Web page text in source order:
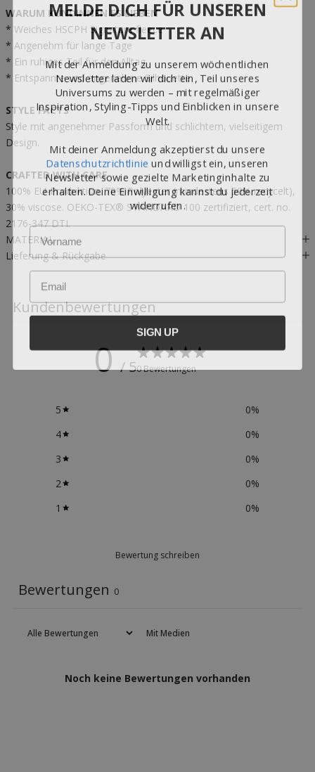
WARUM KUNDINNEN ES LIEBEN
* Weiches HSCPH Signature fleece
* Angenehm für lange Tage
* Ein ruhiges Teil für den Alltag
* Entspannte und angenehme Silhouette
STYLE FACTS
Style mit angenehmer Passform und schlichtem, vielseitigem
Design.
CRAFTED WITH CARE
100% EU-Produktion. 70% Polyester (mindestens 50% recycelt),
30% viscose. OEKO-TEX® STANDARD 100 zertifiziert, cert. no.
2176-347 DTI.
MATERIAL
Lieferung & Rückgabe
Kundenbewertungen
0 / 50 Bewertungen
5 0%
4
0%
3
0%
2
0%
1
0%
Bewertung schreiben
Bewertungen 0
Mit Medien
Noch keine Bewertungen vorhanden
NEWSLETTER AN
Mit der Anmeldung zu unserem wöchentlichen
Newsletter laden wir dich ein, Teil unseres
Universums zu werden – mit regelmäßiger
Inspiration, Styling-Tipps und Einblicken in unsere
Welt.
Mit deiner Anmeldung akzeptierst du unsere
Datenschutzrichtlinieund willigst ein, unseren
Newsletter sowie gezielte Marketinginhalte zu
erhalten. Deine Einwilligung kannst du jederzeit
widerrufen.
Name
Email
SIGN UP